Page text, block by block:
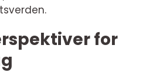
for